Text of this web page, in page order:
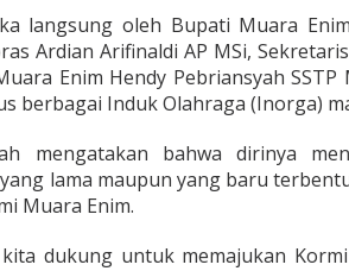
langsung oleh Bupati Muara
Ardian Arifinaldi AP MSi,
Enim Hendy Pebriansyah
berbagai Induk Olahraga (Inorga)
mengatakan bahwa dirinya
lama maupun yang baru
Muara Enim.
dukung untuk memajukan